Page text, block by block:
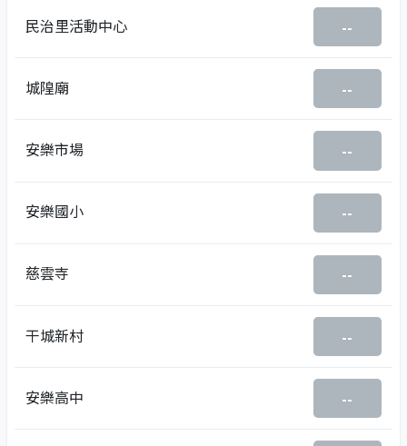
民治里活動中心 --
城隍廟 --
安樂市場 --
安樂國小 --
慈雲寺 --
干城新村 --
安樂高中 --